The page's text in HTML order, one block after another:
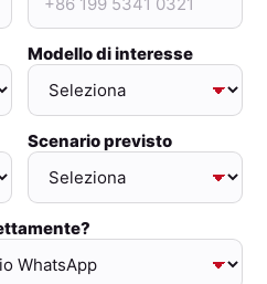
Modello di interesse
Scenario previsto